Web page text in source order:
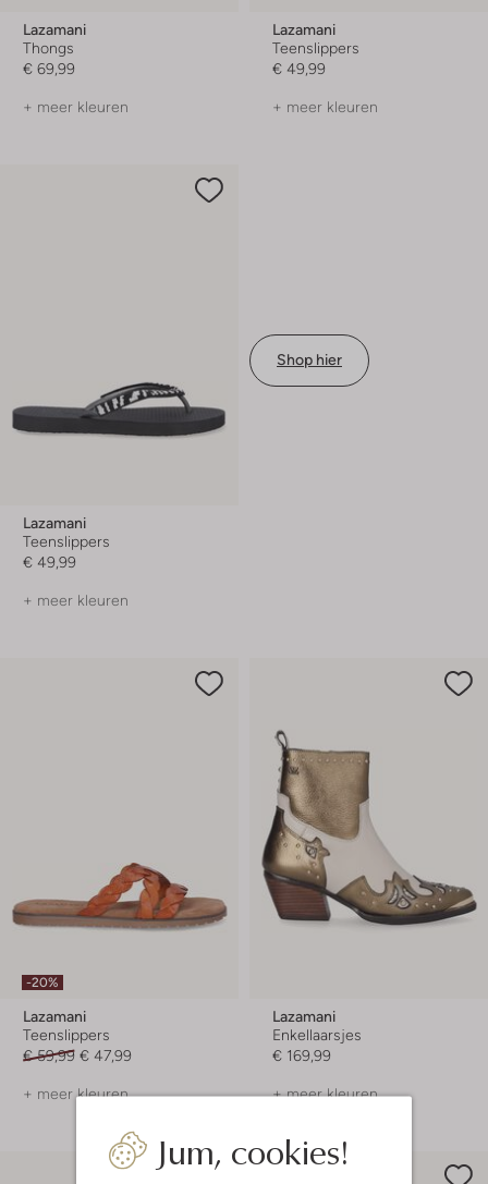
Jum, cookies!
Lazamani
Thongs
€ 69,99
+ meer kleuren
Lazamani
Teenslippers
€ 49,99
+ meer kleuren
Lazamani
Teenslippers
€ 49,99
+ meer kleuren
Shop hier
-20%
Lazamani
Teenslippers
€ 59,99 € 47,99
+ meer kleuren
Lazamani
Enkellaarsjes
€ 169,99
+ meer kleuren